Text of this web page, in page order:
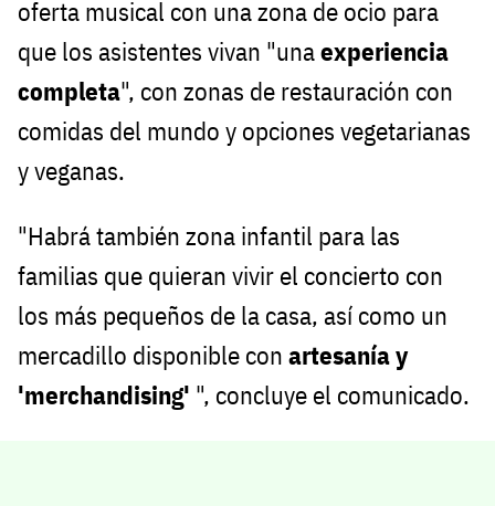
oferta musical con una zona de ocio para
que los asistentes vivan "unaexperiencia
completa", con zonas de restauración con
comidas del mundo y opciones vegetarianas
y veganas.
"Habrá también zona infantil para las
familias que quieran vivir el concierto con
los más pequeños de la casa, así como un
mercadillo disponible con artesanía y
'merchandising' ", concluye el comunicado.